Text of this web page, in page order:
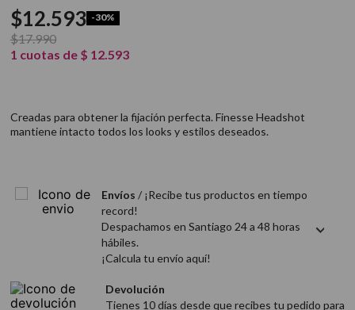
$12.593 -30%
$17.990
1 cuotas de $ 12.593
Creadas para obtener la fijación perfecta. Finesse Headshot
mantiene intacto todos los looks y estilos deseados.
Envíos / ¡Recibe tus productos en tiempo
record!
Despachamos en Santiago 24 a 48 horas
hábiles.
¡Calcula tu envío aquí!
Devolución
Tienes 10 días desde que recibes tu pedido para
5. cepillo
6 . gama
9. acondicionador